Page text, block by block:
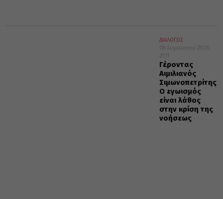
ΔΙΑΛΟΓΟΣ
08 Αυγούστου 2026
21:11
Γέροντας
Αιμιλιανός
Σιμωνοπετρίτης:
Ο εγωισμός
είναι λάθος
στην κρίση της
νοήσεως